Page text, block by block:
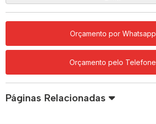
Orçamento por Whatsapp
Orçamento pelo Telefone
Páginas Relacionadas